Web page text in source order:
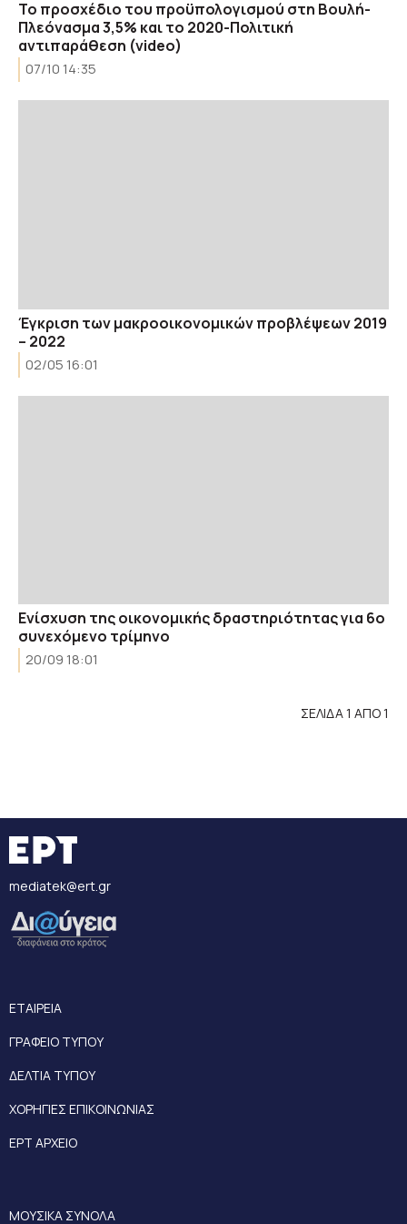
Το προσχέδιο του προϋπολογισμού στη Βουλή-
Πλεόνασμα 3,5% και το 2020-Πολιτική
αντιπαράθεση (video)
07/10 14:35
Έγκριση των μακροοικονομικών προβλέψεων 2019
– 2022
02/05 16:01
Ενίσχυση της οικονομικής δραστηριότητας για 6ο
συνεχόμενο τρίμηνο
20/09 18:01
ΣΕΛΙΔΑ 1 ΑΠΟ 1
mediatek@ert.gr
ΕΤΑΙΡΕΙΑ
ΓΡΑΦΕΙΟ ΤΥΠΟΥ
ΔΕΛΤΙΑ ΤΥΠΟΥ
ΧΟΡΗΓΙΕΣ ΕΠΙΚΟΙΝΩΝΙΑΣ
ΕΡΤ ΑΡΧΕΙΟ
ΜΟΥΣΙΚΑ ΣΥΝΟΛΑ